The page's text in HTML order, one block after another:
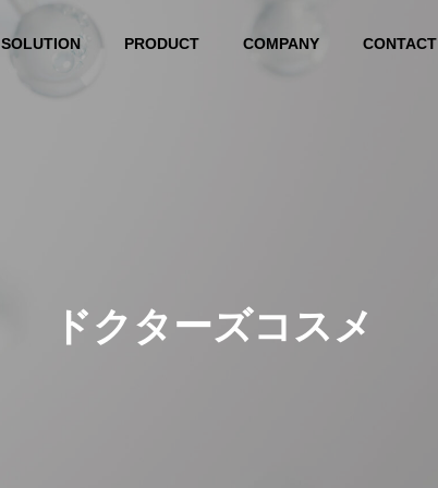
SOLUTION PRODUCT COMPANY CONTACT
ドクターズコスメ